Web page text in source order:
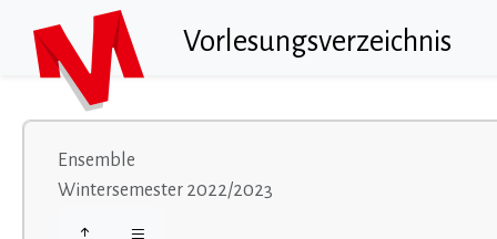
Vorlesungsverzeichnis
Ensemble
Wintersemester 2022/2023